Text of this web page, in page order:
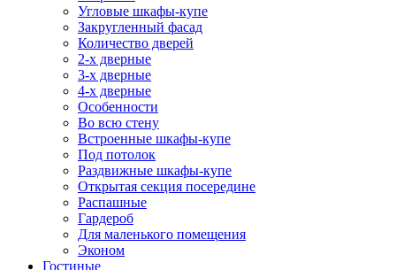
Угловые шкафы-купе
Закругленный фасад
Количество дверей
2-х дверные
3-х дверные
4-х дверные
Особенности
Во всю стену
Встроенные шкафы-купе
Под потолок
Раздвижные шкафы-купе
Открытая секция посередине
Распашные
Гардероб
Для маленького помещения
Эконом
Гостиные